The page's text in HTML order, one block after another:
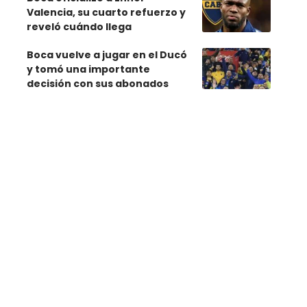
Valencia, su cuarto refuerzo y
reveló cuándo llega
Boca vuelve a jugar en el Ducó
y tomó una importante
decisión con sus abonados